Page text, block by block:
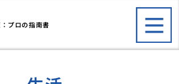
プロの指南書